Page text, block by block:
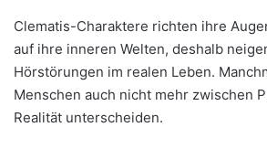
Clematis-Charaktere richten ihre
auf ihre inneren Welten, deshalb
Hörstörungen im realen Leben.
Menschen auch nicht mehr zwischen
Realität unterscheiden.